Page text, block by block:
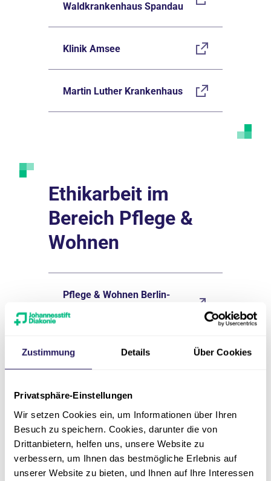
Zustimmung Details Über Cookies
Privatsphäre-Einstellungen
Wir setzen Cookies ein, um Informationen über Ihren
Besuch zu speichern. Cookies, darunter die von
Drittanbietern, helfen uns, unsere Website zu
verbessern, um Ihnen das bestmögliche Erlebnis auf
unserer Website zu bieten, und Ihnen auf Ihre Interessen
Waldkrankenhaus Spandau
Klinik Amsee
Martin Luther Krankenhaus
Ethikarbeit im
Bereich Pflege &
Wohnen
Pflege & Wohnen Berlin-
Brandenburg
Pflege & Wohnen Sachsen-
Anhalt
Öffentlichkeit
Die dritte Säule ‚Öffentlichkeit’ hat das Ziel, die